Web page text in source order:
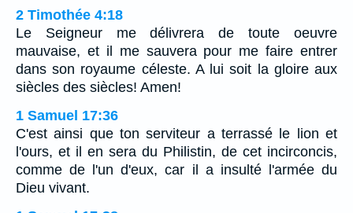
2 Timothée 4:18
Le Seigneur me délivrera de toute oeuvre
mauvaise, et il me sauvera pour me faire entrer
dans son royaume céleste. A lui soit la gloire aux
siècles des siècles! Amen!
1 Samuel 17:36
C'est ainsi que ton serviteur a terrassé le lion et
l'ours, et il en sera du Philistin, de cet incirconcis,
comme de l'un d'eux, car il a insulté l'armée du
Dieu vivant.